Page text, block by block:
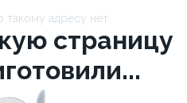
такому адресу нет
страницу